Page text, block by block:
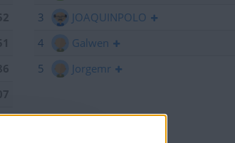
3
JOAQUINPOLO
4
Galwen
5
Jorgemr